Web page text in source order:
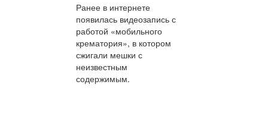
Ранее в интернете
появилась видеозапись с
работой «мобильного
крематория», в котором
сжигали мешки с
неизвестным
содержимым.